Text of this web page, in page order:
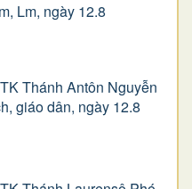
Lm, ngày 12.8
Thánh Antôn Nguyễn
giáo dân, ngày 12.8